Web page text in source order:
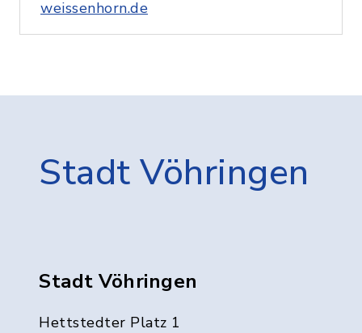
weissenhorn.de
Stadt Vöhringen
Stadt Vöhringen
Hettstedter Platz 1